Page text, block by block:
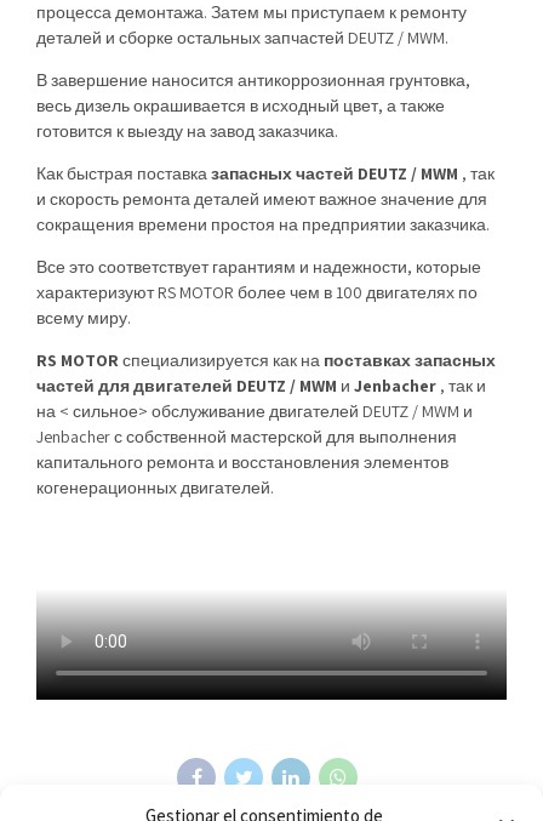
Gestionar el consentimiento de
процесса демонтажа. Затем мы приступаем к ремонту
деталей и сборке остальных запчастей DEUTZ / MWM.
В завершение наносится антикоррозионная грунтовка,
весь дизель окрашивается в исходный цвет, а также
готовится к выезду на завод заказчика.
Как быстрая поставка запасных частей DEUTZ / MWM , так
и скорость ремонта деталей имеют важное значение для
сокращения времени простоя на предприятии заказчика.
Все это соответствует гарантиям и надежности, которые
характеризуют RS MOTOR более чем в 100 двигателях по
всему миру.
RS MOTOR специализируется как на поставках запасных
частей для двигателей DEUTZ / MWM и Jenbacher , так и
на < сильное> обслуживание двигателей DEUTZ / MWM и
Jenbacher с собственной мастерской для выполнения
капитального ремонта и восстановления элементов
когенерационных двигателей.